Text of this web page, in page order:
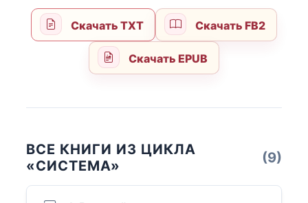
Скачать TXT Скачать FB2
Скачать EPUB
ВСЕ КНИГИ ИЗ ЦИКЛА
«СИСТЕМА»
(9)